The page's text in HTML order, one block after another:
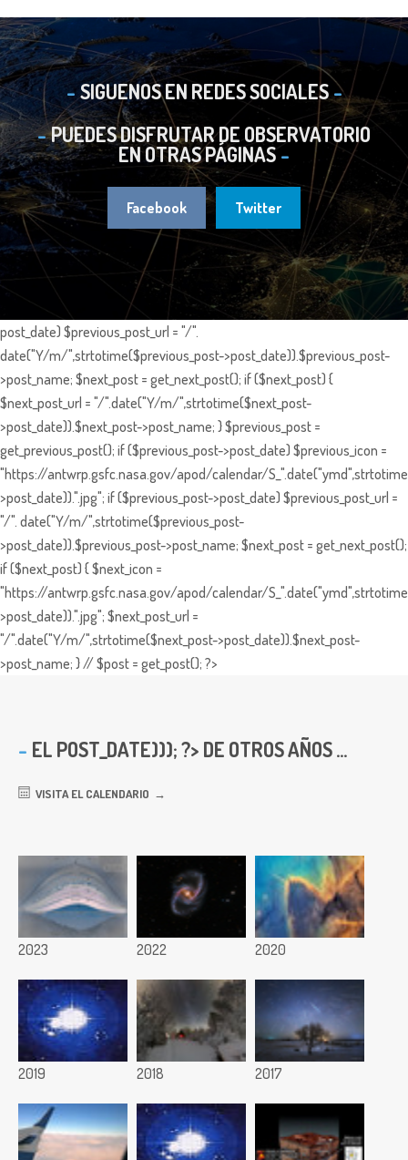
SIGUENOS EN REDES SOCIALES
PUEDES DISFRUTAR DE OBSERVATORIO
EN OTRAS PÁGINAS
Facebook Twitter
post_date) $previous_post_url = "/".
date("Y/m/",strtotime($previous_post->post_date)).$previous_post-
>post_name; $next_post = get_next_post(); if ($next_post) {
$next_post_url = "/".date("Y/m/",strtotime($next_post-
>post_date)).$next_post->post_name; } $previous_post =
get_previous_post(); if ($previous_post->post_date) $previous_icon =
"https://antwrp.gsfc.nasa.gov/apod/calendar/
>post_date)).".jpg"; if ($previous_post->post_date) $previous_post_url =
"/". date("Y/m/",strtotime($previous_post-
>post_date)).$previous_post->post_name; $next_post = get_next_post();
if ($next_post) { $next_icon =
"https://antwrp.gsfc.nasa.gov/apod/calendar/
>post_date)).".jpg"; $next_post_url =
"/".date("Y/m/",strtotime($next_post->post_date)).$next_post-
>post_name; } // $post = get_post(); ?>
EL POST_DATE))); ?> DE OTROS AÑOS ...
VISITA EL CALENDARIO
2023 2022 2020
2019 2018 2017